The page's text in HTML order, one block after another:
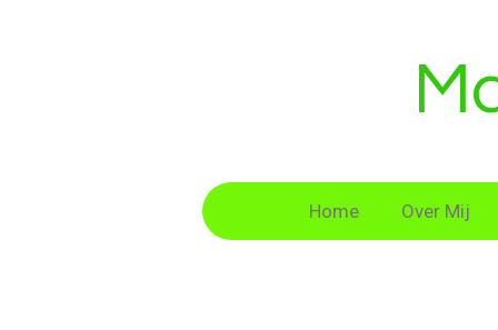
Home Over Mij